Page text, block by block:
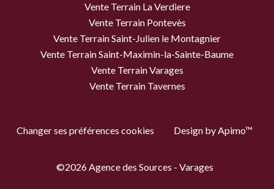
Vente Terrain La Verdiere
Vente Terrain Pontevès
Vente Terrain Saint-Julien le Montagnier
Vente Terrain Saint-Maximin-la-Sainte-Baume
Vente Terrain Varages
Vente Terrain Tavernes
Changer ses préférences cookies Design byApimo™
©2026 Agence des Sources - Varages